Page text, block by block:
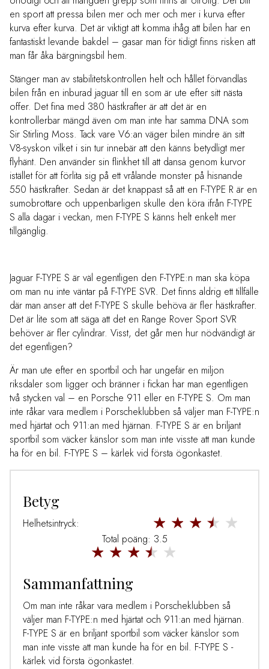
en sport att pressa bilen mer och mer och mer i kurva efter
kurva efter kurva. Det är viktigt att komma ihåg att bilen har en
fantastiskt levande bakdel – gasar man för tidigt finns risken att
man får åka bärgningsbil hem.
Stänger man av stabilitetskontrollen helt och hållet förvandlas
bilen från en inburad jaguar till en som är ute efter sitt nästa
offer. Det fina med 380 hästkrafter är att det är en
kontrollerbar mängd även om man inte har samma DNA som
Sir Stirling Moss. Tack vare V6:an väger bilen mindre än sitt
V8-syskon vilket i sin tur innebär att den känns betydligt mer
flyhänt. Den använder sin flinkhet till att dansa genom kurvor
istället för att förlita sig på ett vrålande monster på hisnande
550 hästkrafter. Sedan är det knappast så att en F-TYPE R är en
sumobrottare och uppenbarligen skulle den köra ifrån F-TYPE
S alla dagar i veckan, men F-TYPE S känns helt enkelt mer
tillgänglig.
Jaguar F-TYPE S är väl egentligen den F-TYPE:n man ska köpa
om man nu inte väntar på F-TYPE SVR. Det finns aldrig ett tillfälle
där man anser att det F-TYPE S skulle behöva är fler hästkrafter.
Det är lite som att säga att det en Range Rover Sport SVR
behöver är fler cylindrar. Visst, det går men hur nödvändigt är
det egentligen?
Är man ute efter en sportbil och har ungefär en miljon
riksdaler som ligger och bränner i fickan har man egentligen
två stycken val – en Porsche 911 eller en F-TYPE S. Om man
inte råkar vara medlem i Porscheklubben så väljer man F-TYPE:n
med hjärtat och 911:an med hjärnan. F-TYPE S är en briljant
sportbil som väcker känslor som man inte visste att man kunde
ha för en bil. F-TYPE S – kärlek vid första ögonkastet.
Betyg
Helhetsintryck:
Total poäng: 3.5
Sammanfattning
Om man inte råkar vara medlem i Porscheklubben så
väljer man F-TYPE:n med hjärtat och 911:an med hjärnan.
F-TYPE S är en briljant sportbil som väcker känslor som
man inte visste att man kunde ha för en bil. F-TYPE S -
kärlek vid första ögonkastet.